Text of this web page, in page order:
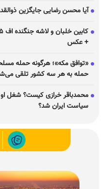
آیا محسن رضایی جایگزین
+ عکس
«توافق مکه»؛ هرگونه حمله
حمله به هر سه کشور تلقی
محمدباقر خرازی کیست؟ شغل
سیاست ایران شد؟